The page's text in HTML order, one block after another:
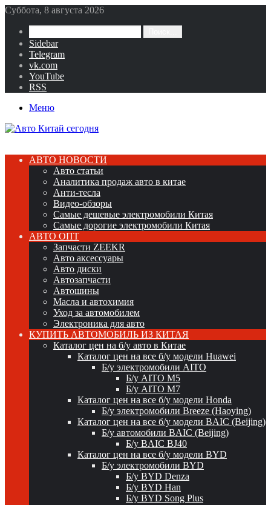
Суббота, 8 августа 2026
Sidebar
Telegram
vk.com
YouTube
RSS
Меню
АВТО НОВОСТИ
Авто статьи
Аналитика продаж авто в китае
Анти-тесла
Видео-обзоры
Самые дешевые электромобили Китая
Самые дорогие электромобили Китая
АВТО ОПТ
Запчасти ZEEKR
Авто аксессуары
Авто диски
Автозапчасти
Автошины
Масла и автохимия
Уход за автомобилем
Электроника для авто
КУПИТЬ АВТОМОБИЛЬ ИЗ КИТАЯ
Каталог цен на б/у авто в Китае
Каталог цен на все б/у модели Huawei
Б/у электромобили AITO
Б/у AITO M5
Б/у AITO M7
Каталог цен на все б/у модели Honda
Б/у электромобили Breeze (Haoying)
Каталог цен на все б/у модели BAIC (Beijing)
Б/у автомобили BAIC (Beijing)
Б/у BAIC BJ40
Каталог цен на все б/у модели BYD
Б/у электромобили BYD
Б/у BYD Denza
Б/у BYD Han
Б/у BYD Song Plus